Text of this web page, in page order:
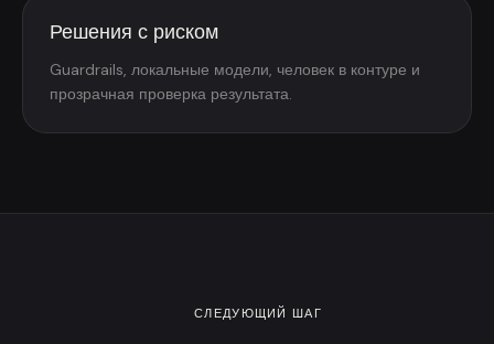
Решения с риском
Guardrails, локальные модели, человек в контуре и
прозрачная проверка результата.
СЛЕДУЮЩИЙ ШАГ